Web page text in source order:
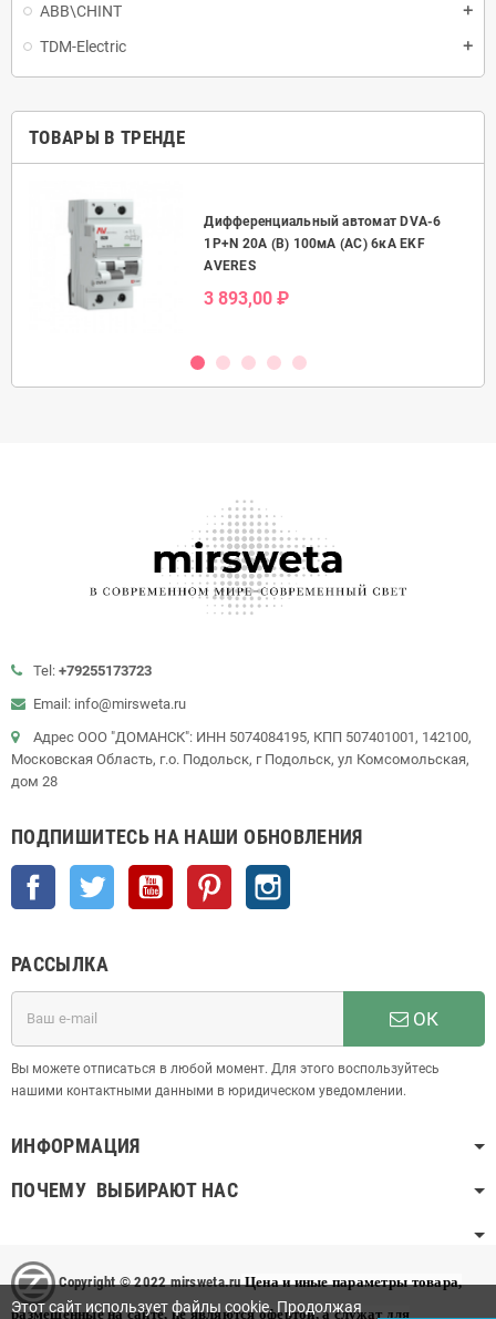
ABB\CHINT
TDM-Electric
ТОВАРЫ В ТРЕНДЕ
Дифференциальный автомат DVA-6
1P+N 20А (B) 100мА (AC) 6кА EKF
AVERES
3 893,00 ₽
Tel: +79255173723
Email: info@mirsweta.ru
Адрес ООО "ДОМАНСК": ИНН 5074084195, КПП 507401001, 142100,
Московская Область, г.о. Подольск, г Подольск, ул Комсомольская,
дом 28
ПОДПИШИТЕСЬ НА НАШИ ОБНОВЛЕНИЯ
Facebook Twitter YouTube Pinterest
РАССЫЛКА
ОК
Вы можете отписаться в любой момент. Для этого воспользуйтесь
нашими контактными данными в юридическом уведомлении.
ИНФОРМАЦИЯ
ПОЧЕМУ ВЫБИРАЮТ НАС
Copyright © 2022 mirsweta.ruЦена и иные параметры товара,
размещенные на сайте, не являются офертой, а служат для
Этот сайт использует файлы cookie. Продолжая